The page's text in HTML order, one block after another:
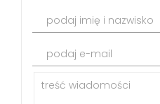
podaj imię i nazwisko
podaj e-mail